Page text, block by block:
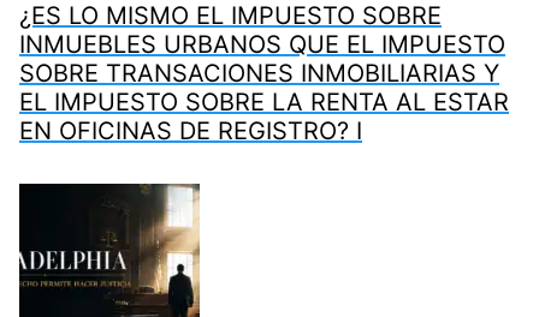
¿ES LO MISMO EL IMPUESTO SOBRE
INMUEBLES URBANOS QUE EL IMPUESTO
SOBRE TRANSACIONES INMOBILIARIAS Y
EL IMPUESTO SOBRE LA RENTA AL ESTAR
EN OFICINAS DE REGISTRO? I